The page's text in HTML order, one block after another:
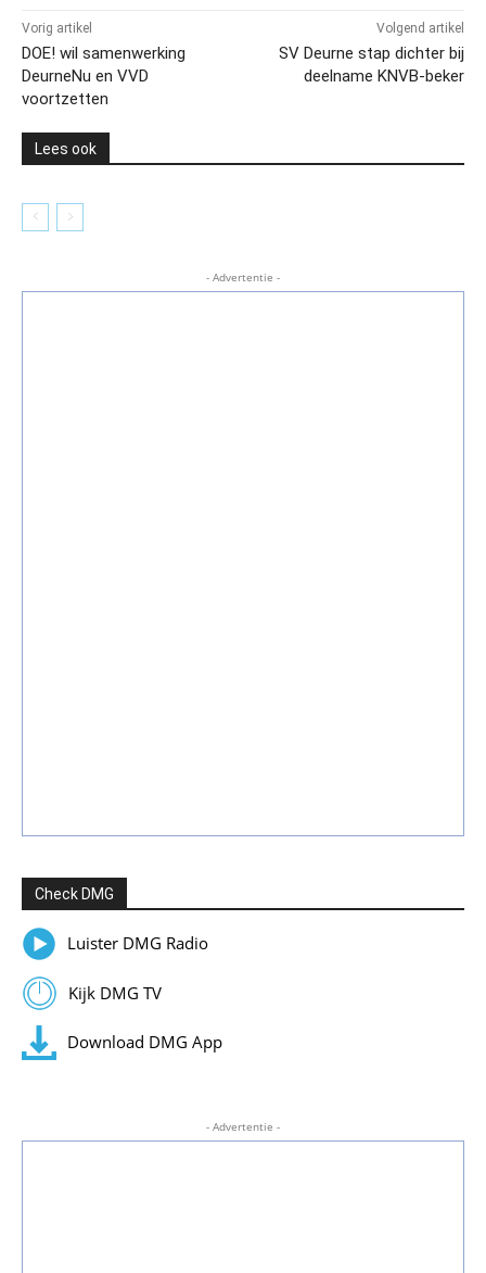
Vorig artikel
DOE! wil samenwerking
DeurneNu en VVD
voortzetten
Volgend artikel
SV Deurne stap dichter bij
deelname KNVB-beker
Lees ook
- Advertentie -
Check DMG
Luister DMG Radio
Kijk DMG TV
Download DMG App
- Advertentie -